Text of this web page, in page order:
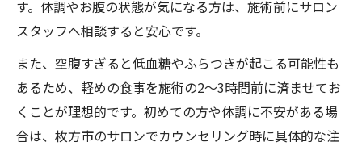
す。体調やお腹の状態が気になる方は、施術前にサロン
スタッフへ相談すると安心です。
また、空腹すぎると低血糖やふらつきが起こる可能性も
あるため、軽めの食事を施術の2〜3時間前に済ませてお
くことが理想的です。初めての方や体調に不安がある場
合は、枚方市のサロンでカウンセリング時に具体的な注